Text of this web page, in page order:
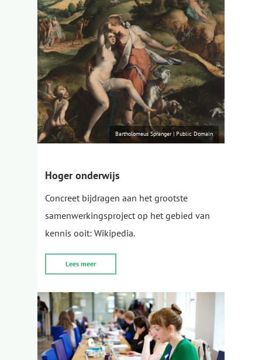
Bartholomeus Spranger| Public Domain
Hoger onderwijs
Concreet bijdragen aan het grootste
samenwerkingsproject op het gebied van
kennis ooit: Wikipedia.
Lees meer